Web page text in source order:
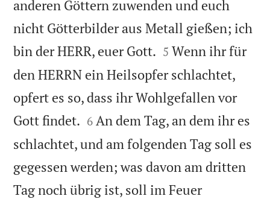
anderen Göttern zuwenden und euch
nicht Götterbilder aus Metall gießen; ich
bin der HERR, euer Gott. 

5 Wenn ihr für
den HERRN ein Heilsopfer schlachtet,
opfert es so, dass ihr Wohlgefallen vor
Gott findet. 

6 An dem Tag, an dem ihr es
schlachtet, und am folgenden Tag soll es
gegessen werden; was davon am dritten
Tag noch übrig ist, soll im Feuer